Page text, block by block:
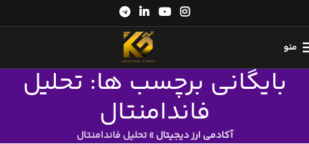
منو
بایگانی برچسب ها: تحلیل
فاندامنتال
آکادمی ارز دیجیتال»تحلیل فاندامنتال